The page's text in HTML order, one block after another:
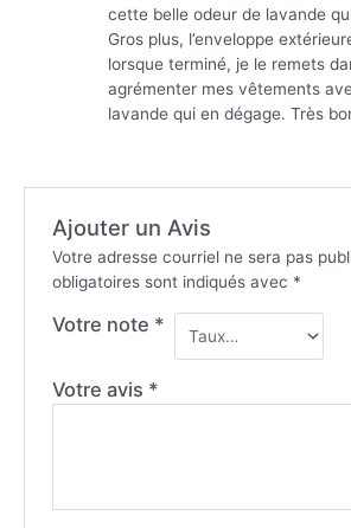
cette belle odeur de lavande
Gros plus, l’enveloppe
lorsque terminé, je le remets
agrémenter mes vêtements
lavande qui en dégage. Très
Ajouter un Avis
Votre adresse courriel ne sera pas
obligatoires sont indiqués avec *
Votre note *
Votre avis *